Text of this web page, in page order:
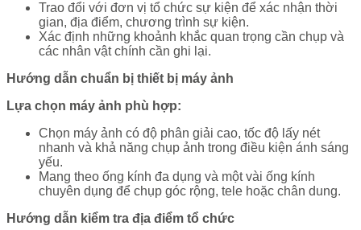
Trao đổi với đơn vị tổ chức sự kiện để xác nhận thời
gian, địa điểm, chương trình sự kiện.
Xác định những khoảnh khắc quan trọng cần chụp và
các nhân vật chính cần ghi lại.
Hướng dẫn chuẩn bị thiết bị máy ảnh
Lựa chọn máy ảnh phù hợp:
Chọn máy ảnh có độ phân giải cao, tốc độ lấy nét
nhanh và khả năng chụp ảnh trong điều kiện ánh sáng
yếu.
Mang theo ống kính đa dụng và một vài ống kính
chuyên dụng để chụp góc rộng, tele hoặc chân dung.
Hướng dẫn kiểm tra địa điểm tổ chức